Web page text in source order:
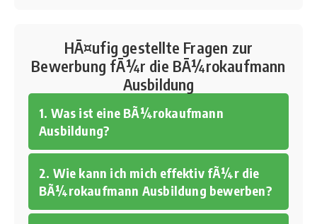
HÃ¤ufig gestellte Fragen zur
Bewerbung fÃ¼r die BÃ¼rokaufmann
Ausbildung
1. Was ist eine BÃ¼rokaufmann
Ausbildung?
2. Wie kann ich mich effektiv fÃ¼r die
BÃ¼rokaufmann Ausbildung bewerben?